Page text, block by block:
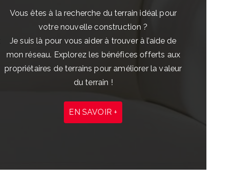
Vous êtes à la recherche du terrain idéal pour
votre nouvelle construction ?
Je suis là pour vous aider à trouver à l’aide de
mon réseau. Explorez les bénéfices offerts aux
propriétaires de terrains pour améliorer la valeur
du terrain !
EN SAVOIR +